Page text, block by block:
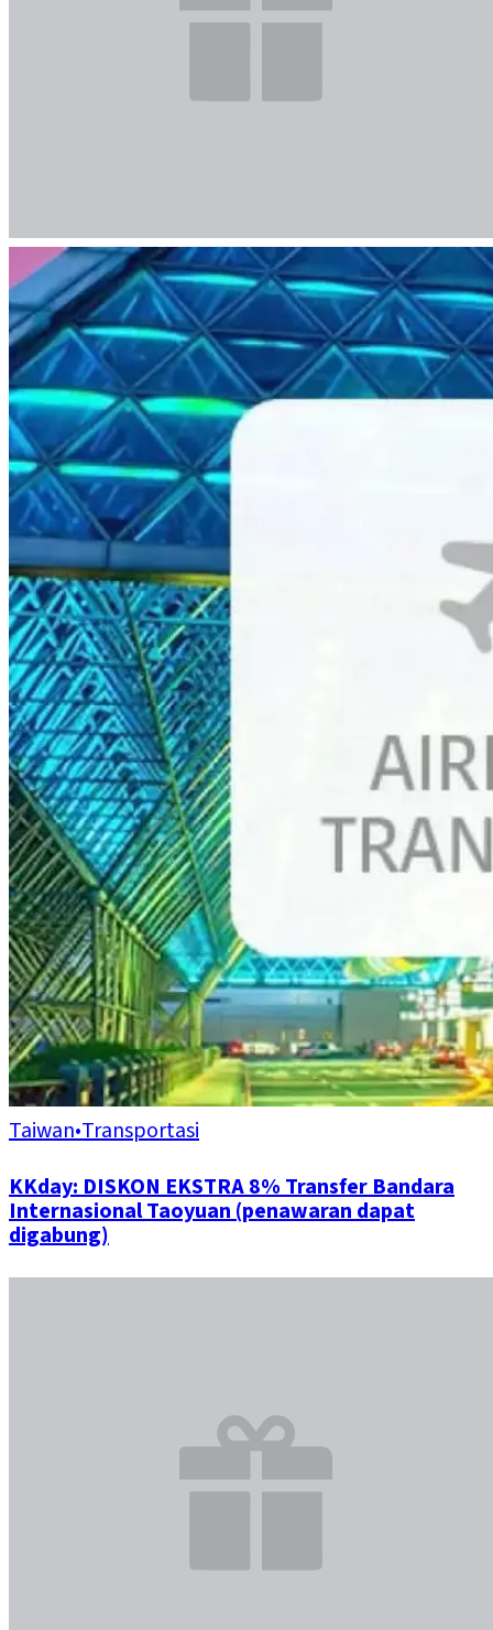
Taiwan•Transportasi
KKday: DISKON EKSTRA 8% Transfer Bandara
Internasional Taoyuan (penawaran dapat
digabung)